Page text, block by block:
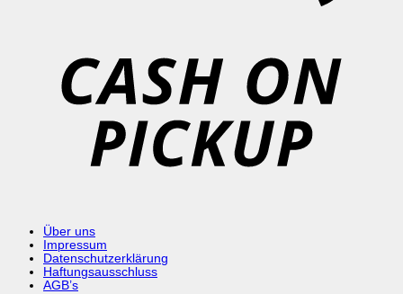
Über uns
Impressum
Datenschutzerklärung
Haftungsausschluss
AGB’s